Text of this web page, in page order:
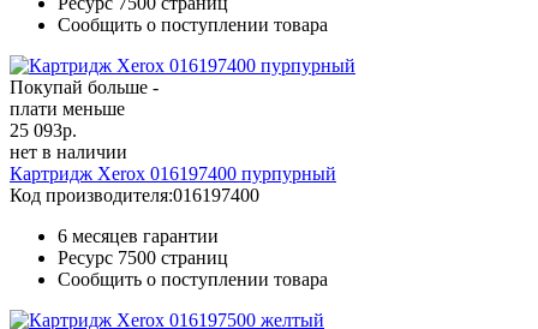
Сообщить о поступлении товара
Покупай больше -
плати меньше
25 093р.
нет в наличии
Картридж Xerox 016197400 пурпурный
Код производителя:016197400
6 месяцев гарантии
Ресурс 7500 страниц
Сообщить о поступлении товара